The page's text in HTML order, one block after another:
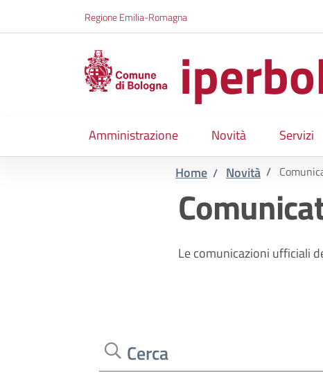
Regione Emilia-Romagna
Amministrazione Novità Servizi
Home / Novità /
Le comunicazioni ufficiali
Cerca